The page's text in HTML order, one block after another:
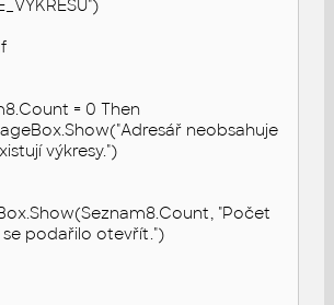
= 0 Then
neobsahuje
výkresy.")
"Počet
se podařilo otevřít.")